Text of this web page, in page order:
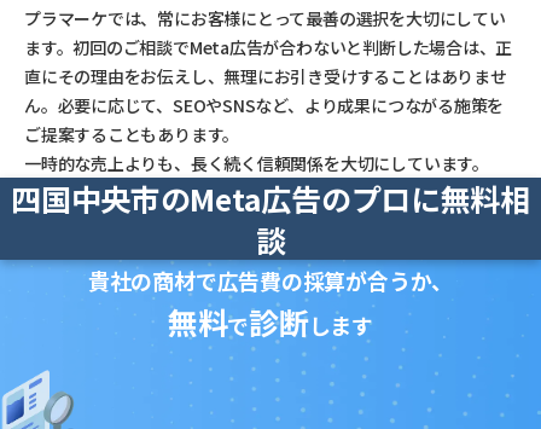
プラマーケでは、常にお客様にとって最善の選択を大切にしてい
ます。初回のご相談でMeta広告が合わないと判断した場合は、正
直にその理由をお伝えし、無理にお引き受けすることはありませ
ん。必要に応じて、SEOやSNSなど、より成果につながる施策を
ご提案することもあります。
一時的な売上よりも、長く続く信頼関係を大切にしています。
四国中央市のMeta広告のプロに無料相
談
貴社の商材で広告費の採算が合うか、
無料で診断します